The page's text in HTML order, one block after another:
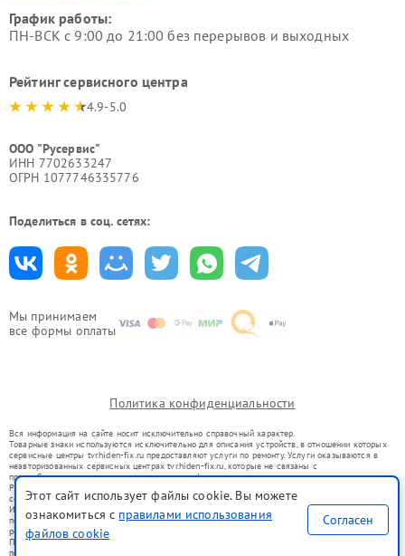
Мы принимаем
все формы оплаты
График работы:
ПН-ВСК с 9:00 до 21:00 без перерывов и выходных
Рейтинг сервисного центра
4.9-5.0
ООО "Русервис"
ИНН 7702633247
ОГРН 1077746335776
Поделиться в соц. сетях:
Политика конфиденциальности
Вся информация на сайте носит исключительно справочный характер.
Товарные знаки используются исключительно для описания устройств, в отношении которых
сервисные центры tvr.hiden-fix.ru предоставляют услуги по ремонту. Услуги оказываются в
неавторизованных сервисных центрах tvr.hiden-fix.ru, которые не связаны с
правообладателями товарных знаков или их официальными представителями.
Ремонт осуществляется для устройств, уже введенных в гражданский оборот в соответствии
со статьей 1487 ГК РФ.
Использование товарных знаков не преследует цели индивидуализации услуг или введения
потребителей в заблуждение, а служит для информирования о предоставляемых услугах по
ремонту техники указанных брендов.
Представленная на сайте информация не является публичной офертой, определяемой
положениями Статьи 437(2) Гражданского кодекса РФ
Этот сайт использует файлы cookie. Вы можете
ознакомиться с правилами использования
файлов cookie
Согласен